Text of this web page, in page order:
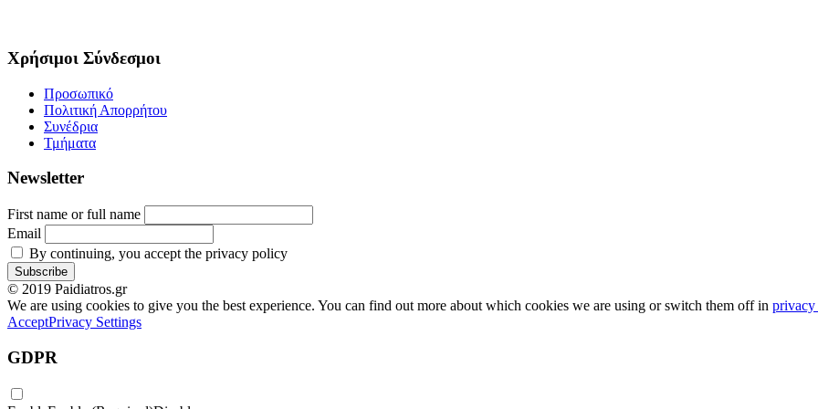
Χρήσιμοι Σύνδεσμοι
Προσωπικό
Πολιτική Απορρήτου
Συνέδρια
Τμήματα
Newsletter
First name or full name
Email
By continuing, you accept the privacy policy
© 2019 Paidiatros.gr
We are using cookies to give you the best experience. You can find out more about which cookies we are using or switch them off in privacy
AcceptPrivacy Settings
GDPR